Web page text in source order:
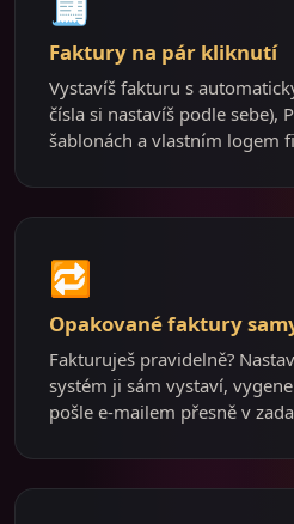
Faktury na pár kliknutí
Vystavíš fakturu s
čísla si nastavíš podle sebe),
šablonách a vlastním logem
🔁
Opakované faktury
Fakturuješ pravidelně?
systém ji sám vystaví,
pošle e-mailem přesně v